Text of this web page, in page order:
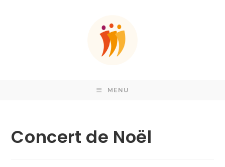
MENU
Concert de Noël